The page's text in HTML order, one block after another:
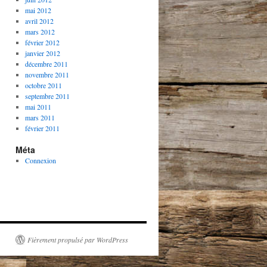
mai 2012
avril 2012
mars 2012
février 2012
janvier 2012
décembre 2011
novembre 2011
octobre 2011
septembre 2011
mai 2011
mars 2011
février 2011
Méta
Connexion
Fièrement propulsé par WordPress